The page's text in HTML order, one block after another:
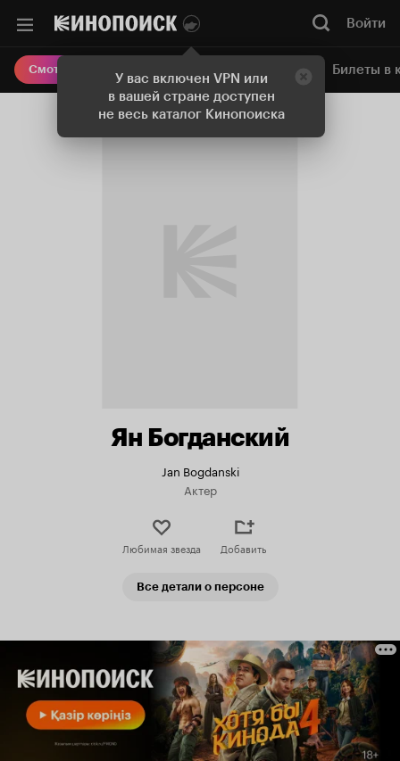
У вас включен VPN или
в вашей стране доступен
не весь каталог Кинопоиска
Войти
Смотреть кино Онлайн-кинотеатр Билеты в
Ян Богданский
Jan Bogdanski
Актер
Любимая звезда Добавить
Все детали о персоне